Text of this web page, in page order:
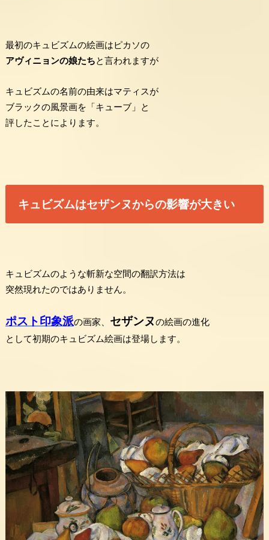
最初のキュビズムの絵画はピカソの
アヴィニョンの娘たちと言われますが
キュビズムの名前の由来はマティスが
ブラックの風景画を「キューブ」と
評したことによります。
キュビズムはセザンヌからの影響が大きい
キュビズムのような斬新な空間の翻訳方法は
突然現れたのではありません。
ポスト印象派の画家、 セザンヌの絵画の進化
として初期のキュビズム絵画は登場します。